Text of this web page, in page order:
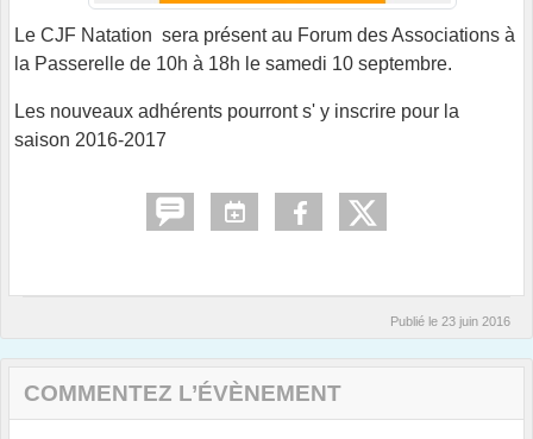
Le CJF Natation sera présent au Forum des Associations à
la Passerelle de 10h à 18h le samedi 10 septembre.
Les nouveaux adhérents pourront s' y inscrire pour la
saison 2016-2017
Publié le 23 juin 2016
COMMENTEZ L’ÉVÈNEMENT